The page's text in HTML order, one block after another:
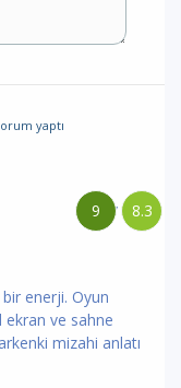
yaptı
8.3
/
9
enerji. Oyun
ekran ve sahne
mizahi anlatı